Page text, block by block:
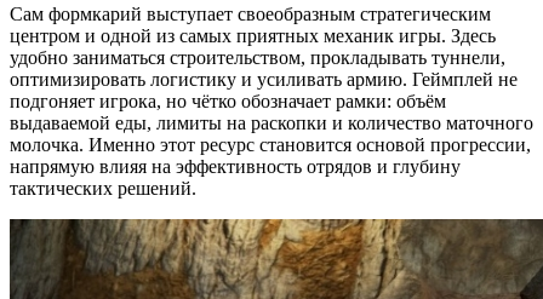
Сам формкарий выступает своеобразным стратегическим
центром и одной из самых приятных механик игры. Здесь
удобно заниматься строительством, прокладывать туннели,
оптимизировать логистику и усиливать армию. Геймплей не
подгоняет игрока, но чётко обозначает рамки: объём
выдаваемой еды, лимиты на раскопки и количество маточного
молочка. Именно этот ресурс становится основой прогрессии,
напрямую влияя на эффективность отрядов и глубину
тактических решений.